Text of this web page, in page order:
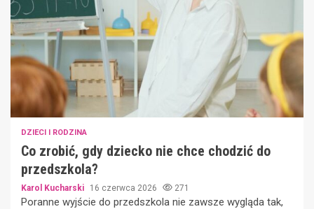
DZIECI I RODZINA
Co zrobić, gdy dziecko nie chce chodzić do
przedszkola?
Karol Kucharski 16 czerwca 2026 271
Poranne wyjście do przedszkola nie zawsze wygląda tak,